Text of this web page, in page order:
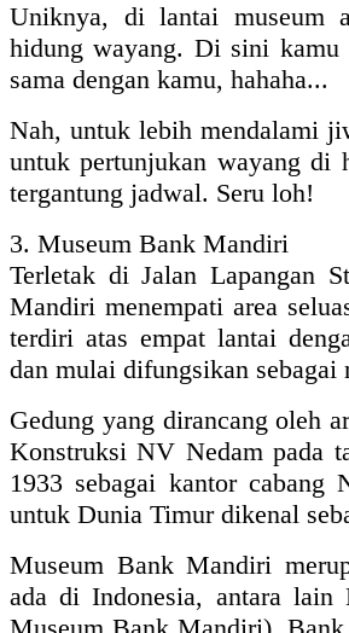
Uniknya, di lantai museum
hidung wayang. Di sini kamu
sama dengan kamu, hahaha...
Nah, untuk lebih mendalami
untuk pertunjukan wayang di
tergantung jadwal. Seru loh!
3. Museum Bank Mandiri
Terletak di Jalan Lapangan
Mandiri menempati area
terdiri atas empat lantai
dan mulai difungsikan sebagai
Gedung yang dirancang oleh
Konstruksi NV Nedam pada
1933 sebagai kantor cabang
untuk Dunia Timur dikenal
Museum Bank Mandiri
ada di Indonesia, antara lain